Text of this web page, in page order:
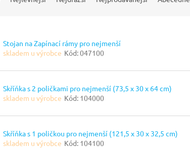
Stojan na Zapínací rámy pro nejmenší
skladem u výrobce Kód:047100
Skříňka s 2 poličkami pro nejmenší (73,5 x 30 x 64 cm)
skladem u výrobce Kód: 104000
Skříňka s 1 poličkou pro nejmenší (121,5 x 30 x 32,5 cm)
skladem u výrobce Kód: 104100